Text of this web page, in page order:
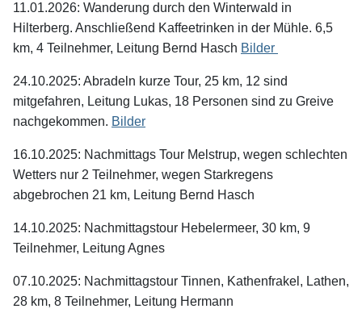
11.01.2026: Wanderung durch den Winterwald in
Hilterberg. Anschließend Kaffeetrinken in der Mühle. 6,5
km, 4 Teilnehmer, Leitung Bernd Hasch Bilder
24.10.2025: Abradeln kurze Tour, 25 km, 12 sind
mitgefahren, Leitung Lukas, 18 Personen sind zu Greive
nachgekommen. Bilder
16.10.2025: Nachmittags Tour Melstrup, wegen schlechten
Wetters nur 2 Teilnehmer, wegen Starkregens
abgebrochen 21 km, Leitung Bernd Hasch
14.10.2025: Nachmittagstour Hebelermeer, 30 km, 9
Teilnehmer, Leitung Agnes
07.10.2025: Nachmittagstour Tinnen, Kathenfrakel, Lathen,
28 km, 8 Teilnehmer, Leitung Hermann